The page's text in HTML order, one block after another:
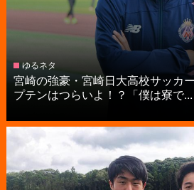
ゆるネタ
宮崎の強豪・宮崎日大高校サッカ
プテンはつらいよ！？「僕は寮で...